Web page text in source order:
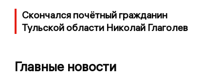
Скончался почётный гражданин
Тульской области Николай Глаголев
Главные новости